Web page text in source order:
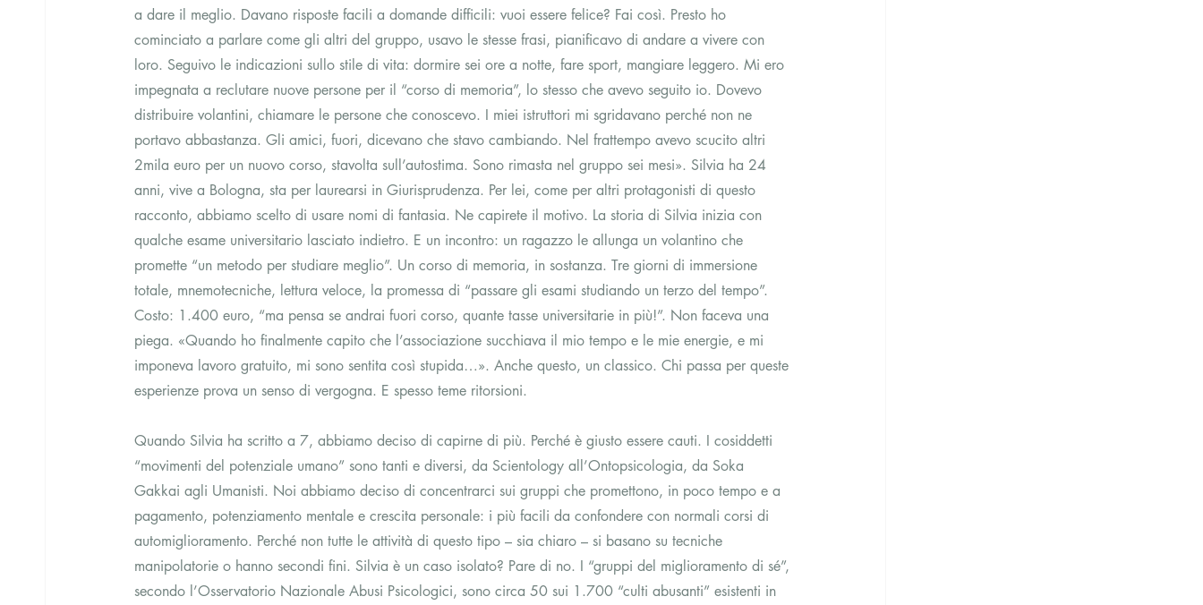
a dare il meglio. Davano risposte facili a domande difficili: vuoi essere felice? Fai così. Presto ho
cominciato a parlare come gli altri del gruppo, usavo le stesse frasi, pianificavo di andare a vivere con
loro. Seguivo le indicazioni sullo stile di vita: dormire sei ore a notte, fare sport, mangiare leggero. Mi ero
impegnata a reclutare nuove persone per il “corso di memoria”, lo stesso che avevo seguito io. Dovevo
distribuire volantini, chiamare le persone che conoscevo. I miei istruttori mi sgridavano perché non ne
portavo abbastanza. Gli amici, fuori, dicevano che stavo cambiando. Nel frattempo avevo scucito altri
2mila euro per un nuovo corso, stavolta sull’autostima. Sono rimasta nel gruppo sei mesi». Silvia ha 24
anni, vive a Bologna, sta per laurearsi in Giurisprudenza. Per lei, come per altri protagonisti di questo
racconto, abbiamo scelto di usare nomi di fantasia. Ne capirete il motivo. La storia di Silvia inizia con
qualche esame universitario lasciato indietro. E un incontro: un ragazzo le allunga un volantino che
promette “un metodo per studiare meglio”. Un corso di memoria, in sostanza. Tre giorni di immersione
totale, mnemotecniche, lettura veloce, la promessa di “passare gli esami studiando un terzo del tempo”.
Costo: 1.400 euro, “ma pensa se andrai fuori corso, quante tasse universitarie in più!”. Non faceva una
piega. «Quando ho finalmente capito che l’associazione succhiava il mio tempo e le mie energie, e mi
imponeva lavoro gratuito, mi sono sentita così stupida…». Anche questo, un classico. Chi passa per queste
esperienze prova un senso di vergogna. E spesso teme ritorsioni.
Quando Silvia ha scritto a 7, abbiamo deciso di capirne di più. Perché è giusto essere cauti. I cosiddetti
“movimenti del potenziale umano” sono tanti e diversi, da Scientology all’Ontopsicologia, da Soka
Gakkai agli Umanisti. Noi abbiamo deciso di concentrarci sui gruppi che promettono, in poco tempo e a
pagamento, potenziamento mentale e crescita personale: i più facili da confondere con normali corsi di
automiglioramento. Perché non tutte le attività di questo tipo – sia chiaro – si basano su tecniche
manipolatorie o hanno secondi fini. Silvia è un caso isolato? Pare di no. I “gruppi del miglioramento di sé”,
secondo l’Osservatorio Nazionale Abusi Psicologici, sono circa 50 sui 1.700 “culti abusanti” esistenti in